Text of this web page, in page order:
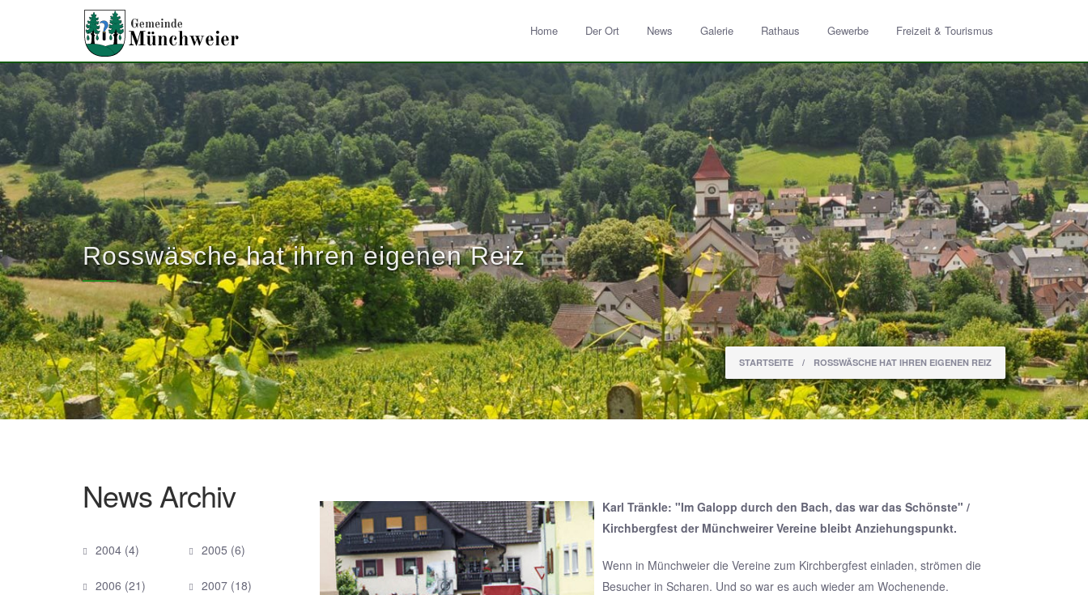
Direkt zum Inhalt
Home Der Ort News Galerie Rathaus Gewerbe Freizeit & Tourismus
. Rosswäsche hat ihren eigenen Reiz
Sie sind hier STARTSEITE / ROSSWÄSCHE HAT IHREN EIGENEN REIZ
News Archiv
2004 (4) 2005 (6)
2006 (21) 2007 (18)
Karl Tränkle: "Im Galopp durch den Bach, das war das Schönste" /
Kirchbergfest der Münchweirer Vereine bleibt Anziehungspunkt.
Wenn in Münchweier die Vereine zum Kirchbergfest einladen, strömen die
Besucher in Scharen. Und so war es auch wieder am Wochenende.